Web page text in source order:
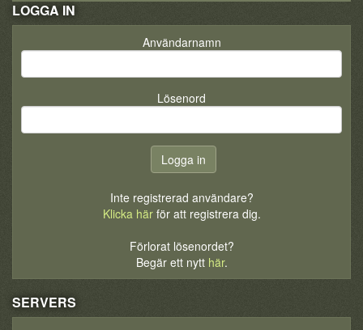
LOGGA IN
Användarnamn
Lösenord
Inte registrerad användare?
Klicka härför att registrera dig.
Förlorat lösenordet?
Begär ett nytt här.
SERVERS